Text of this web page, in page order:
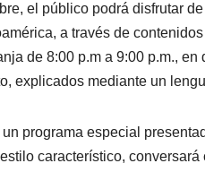
el público podrá disfrutar
a través de
de 8:00 p.m a 9:00 p.m.,
explicados mediante un
programa especial
característico,